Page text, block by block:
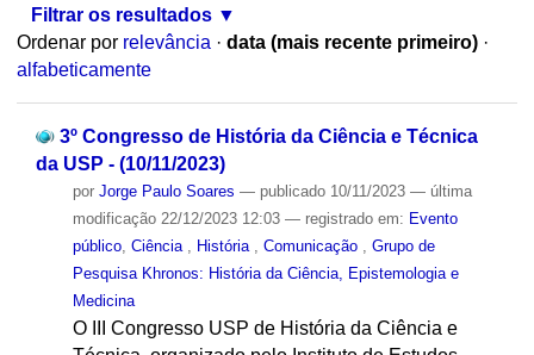
Filtrar os resultados
Ordenar por relevância · data (mais recente primeiro) ·
alfabeticamente
3º Congresso de História da Ciência e Técnica
da USP - (10/11/2023)
por Jorge Paulo Soares — publicado10/11/2023 — última
modificação22/12/2023 12:03 — registrado em: Evento
público, Ciência História Comunicação
Grupo de
Pesquisa Khronos: História da Ciência, Epistemologia e
Medicina
O III Congresso USP de História da Ciência e